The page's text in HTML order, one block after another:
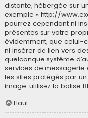
distante, hébergée sur
exemple « http://
pourrez cependant ni
présentes sur votre
évidemment, que celui-
ni insérer de lien vers
quelconque système
services de messagerie
les sites protégés par
image, utilisez la balise
Haut